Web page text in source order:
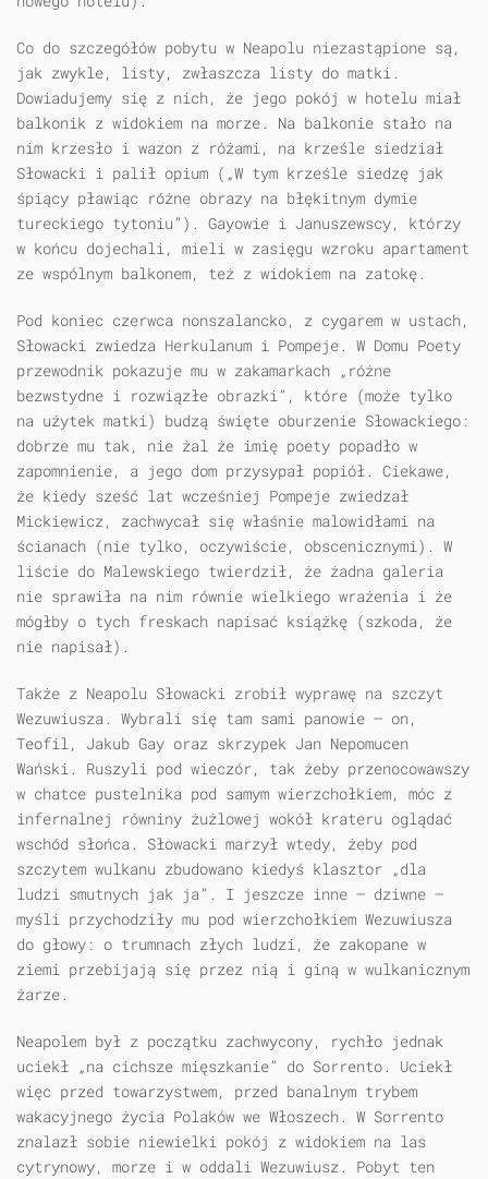
Co do szczegółów pobytu w Neapolu niezastąpione są,
jak zwykle, listy, zwłaszcza listy do matki.
Dowiadujemy się z nich, że jego pokój w hotelu miał
balkonik z widokiem na morze. Na balkonie stało na
nim krzesło i wazon z różami, na krześle siedział
Słowacki i palił opium („W tym krześle siedzę jak
śpiący pławiąc różne obrazy na błękitnym dymie
tureckiego tytoniu”). Gayowie i Januszewscy, którzy
w końcu dojechali, mieli w zasięgu wzroku apartament
ze wspólnym balkonem, też z widokiem na zatokę.
Pod koniec czerwca nonszalancko, z cygarem w ustach,
Słowacki zwiedza Herkulanum i Pompeje. W Domu Poety
przewodnik pokazuje mu w zakamarkach „różne
bezwstydne i rozwiązłe obrazki”, które (może tylko
na użytek matki) budzą święte oburzenie Słowackiego:
dobrze mu tak, nie żal że imię poety popadło w
zapomnienie, a jego dom przysypał popiół. Ciekawe,
że kiedy sześć lat wcześniej Pompeje zwiedzał
Mickiewicz, zachwycał się właśnie malowidłami na
ścianach (nie tylko, oczywiście, obscenicznymi). W
liście do Malewskiego twierdził, że żadna galeria
nie sprawiła na nim równie wielkiego wrażenia i że
mógłby o tych freskach napisać książkę (szkoda, że
nie napisał).
Także z Neapolu Słowacki zrobił wyprawę na szczyt
Wezuwiusza. Wybrali się tam sami panowie — on,
Teofil, Jakub Gay oraz skrzypek Jan Nepomucen
Wański. Ruszyli pod wieczór, tak żeby przenocowawszy
w chatce pustelnika pod samym wierzchołkiem, móc z
infernalnej równiny żużlowej wokół krateru oglądać
wschód słońca. Słowacki marzył wtedy, żeby pod
szczytem wulkanu zbudowano kiedyś klasztor „dla
ludzi smutnych jak ja”. I jeszcze inne — dziwne —
myśli przychodziły mu pod wierzchołkiem Wezuwiusza
do głowy: o trumnach złych ludzi, że zakopane w
ziemi przebijają się przez nią i giną w wulkanicznym
żarze.
Neapolem był z początku zachwycony, rychło jednak
uciekł „na cichsze mięszkanie” do Sorrento. Uciekł
więc przed towarzystwem, przed banalnym trybem
wakacyjnego życia Polaków we Włoszech. W Sorrento
znalazł sobie niewielki pokój z widokiem na las
cytrynowy, morze i w oddali Wezuwiusz. Pobyt ten